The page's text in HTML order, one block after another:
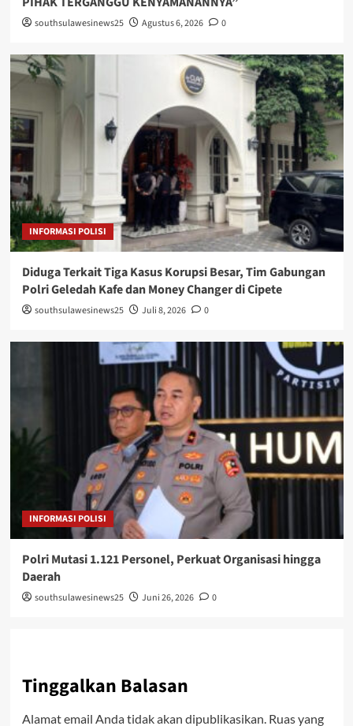
southsulawesinews25 Agustus 6, 2026 0
INFORMASI POLISI
Diduga Terkait Tiga Kasus Korupsi Besar, Tim Gabungan
Polri Geledah Kafe dan Money Changer di Cipete
southsulawesinews25 Juli 8, 2026 0
INFORMASI POLISI
Polri Mutasi 1.121 Personel, Perkuat Organisasi hingga
Daerah
southsulawesinews25 Juni 26, 2026 0
Tinggalkan Balasan
Alamat email Anda tidak akan dipublikasikan. Ruas yang